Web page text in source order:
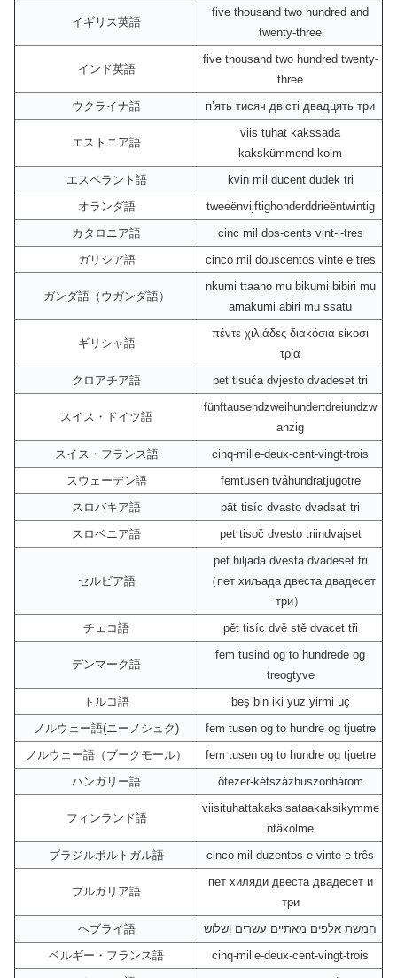
イギリス英語
five thousand two hundred and
twenty-three
インド英語
five thousand two hundred twenty-
three
ウクライナ語
пʼять тисяч двісті двадцять три
エストニア語
viis tuhat kakssada
kakskümmend kolm
エスペラント語
kvin mil ducent dudek tri
オランダ語
tweeënvijftighonderddrieëntwintig
カタロニア語
cinc mil dos-cents vint-i-tres
ガリシア語
cinco mil douscentos vinte e tres
ガンダ語（ウガンダ語）
nkumi ttaano mu bikumi bibiri mu
amakumi abiri mu ssatu
ギリシャ語
πέντε χιλιάδες διακόσια είκοσι
τρία
クロアチア語
pet tisuća dvjesto dvadeset tri
スイス・ドイツ語
fünftausendzweihundertdreiundzw
anzig
スイス・フランス語
cinq-mille-deux-cent-vingt-trois
スウェーデン語
femtusen tvåhundratjugotre
スロバキア語
päť tisíc dvasto dvadsať tri
スロベニア語
pet tisoč dvesto triindvajset
セルビア語
pet hiljada dvesta dvadeset tri
（пет хиљада двеста двадесет
три）
チェコ語
pět tisíc dvě stě dvacet tři
デンマーク語
fem tusind og to hundrede og
treogtyve
トルコ語
beş bin iki yüz yirmi üç
ノルウェー語(ニーノシュク)
fem tusen og to hundre og tjuetre
ノルウェー語（ブークモール）
fem tusen og to hundre og tjuetre
ハンガリー語
ötezer-kétszázhuszonhárom
フィンランド語
viisituhattakaksisataakaksikymme
ntäkolme
ブラジルポルトガル語
cinco mil duzentos e vinte e três
ブルガリア語
пет хиляди двеста двадесет и
три
ヘブライ語
חמשת אלפים מאתיים עשרים ושלוש
ベルギー・フランス語
cinq-mille-deux-cent-vingt-trois